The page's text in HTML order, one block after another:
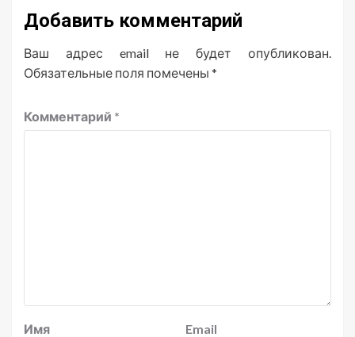
Добавить комментарий
Ваш адрес email не будет опубликован.
Обязательные поля помечены *
Комментарий *
Имя Email